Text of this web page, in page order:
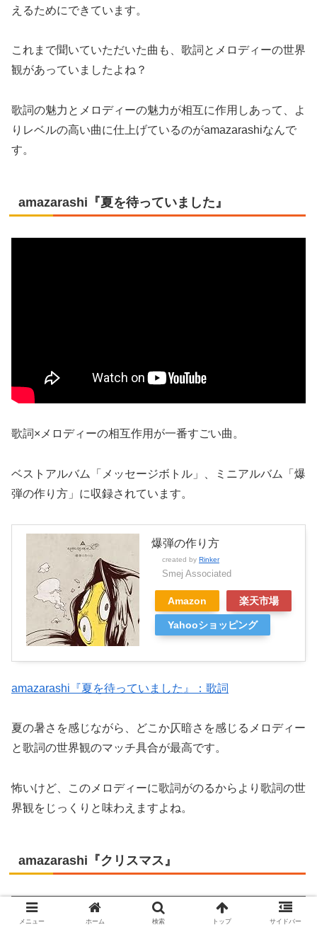
えるためにできています。
これまで聞いていただいた曲も、歌詞とメロディーの世界
観があっていましたよね？
歌詞の魅力とメロディーの魅力が相互に作用しあって、よ
りレベルの高い曲に仕上げているのがamazarashiなんで
す。
amazarashi『夏を待っていました』
歌詞×メロディーの相互作用が一番すごい曲。
ベストアルバム「メッセージボトル」、ミニアルバム「爆
弾の作り方」に収録されています。
爆弾の作り方
created by Rinker
Smej Associated
Amazon 楽天市場
Yahooショッピング
amazarashi『夏を待っていました』：歌詞
夏の暑さを感じながら、どこか仄暗さを感じるメロディー
と歌詞の世界観のマッチ具合が最高です。
怖いけど、このメロディーに歌詞がのるからより歌詞の世
界観をじっくりと味わえますよね。
amazarashi『クリスマス』
メニュー ホーム 検索 トップ サイドバー